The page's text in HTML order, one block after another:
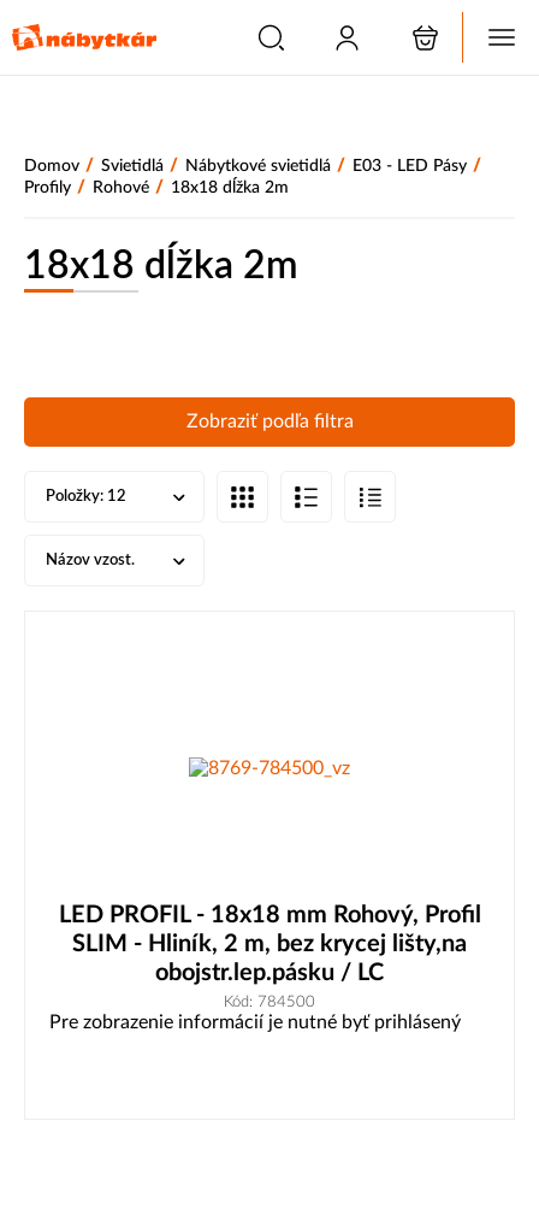
Domov / Svietidlá / Nábytkové svietidlá / E03 - LED Pásy /
Profily / Rohové / 18x18 dĺžka 2m
18x18 dĺžka 2m
Zobraziť podľa filtra
Položky: 12
Názov vzost.
LED PROFIL - 18x18 mm Rohový, Profil
SLIM - Hliník, 2 m, bez krycej lišty,na
obojstr.lep.pásku / LC
Kód: 784500
Pre zobrazenie informácií je nutné byť prihlásený